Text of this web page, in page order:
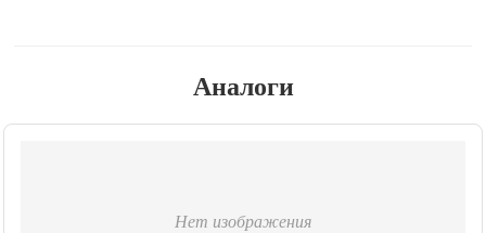
Аналоги
Нет изображения